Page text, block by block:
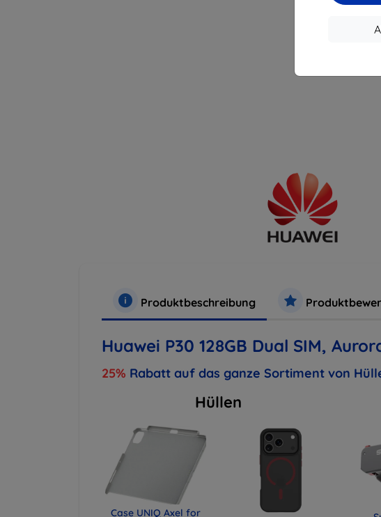
Produktbeschreibung
Huawei P30 128GB Dual SIM,
25% Rabatt auf das ganze Sortiment von
Hüllen
Case UNIQ Axel for